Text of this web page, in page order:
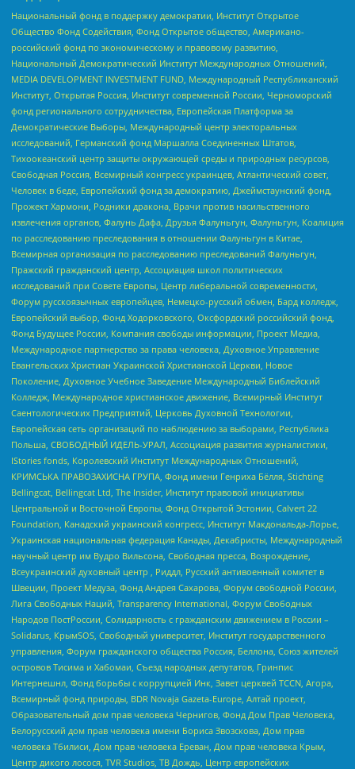
Национальный фонд в поддержку демократии, Институт Открытое
Общество Фонд Содействия, Фонд Открытое общество, Американо-
российский фонд по экономическому и правовому развитию,
Национальный Демократический Институт Международных Отношений,
MEDIA DEVELOPMENT INVESTMENT FUND, Международный Республиканский
Институт, Открытая Россия, Институт современной России, Черноморский
фонд регионального сотрудничества, Европейская Платформа за
Демократические Выборы, Международный центр электоральных
исследований, Германский фонд Маршалла Соединенных Штатов,
Тихоокеанский центр защиты окружающей среды и природных ресурсов,
Свободная Россия, Всемирный конгресс украинцев, Атлантический совет,
Человек в беде, Европейский фонд за демократию, Джеймстаунский фонд,
Прожект Хармони, Родники дракона, Врачи против насильственного
извлечения органов, Фалунь Дафа, Друзья Фалуньгун, Фалуньгун, Коалиция
по расследованию преследования в отношении Фалуньгун в Китае,
Всемирная организация по расследованию преследований Фалуньгун,
Пражский гражданский центр, Ассоциация школ политических
исследований при Совете Европы, Центр либеральной современности,
Форум русскоязычных европейцев, Немецко-русский обмен, Бард колледж,
Европейский выбор, Фонд Ходорковского, Оксфордский российский фонд,
Фонд Будущее России, Компания свободы информации, Проект Медиа,
Международное партнерство за права человека, Духовное Управление
Евангельских Христиан Украинской Христианской Церкви, Новое
Поколение, Духовное Учебное Заведение Международный Библейский
Колледж, Международное христианское движение, Всемирный Институт
Саентологических Предприятий, Церковь Духовной Технологии,
Европейская сеть организаций по наблюдению за выборами, Республика
Польша, СВОБОДНЫЙ ИДЕЛЬ-УРАЛ, Ассоциация развития журналистики,
IStories fonds, Королевский Институт Международных Отношений,
КРИМСЬКА ПРАВОЗАХИСНА ГРУПА, Фонд имени Генриха Бёлля, Stichting
Bellingcat, Bellingcat Ltd, The Insider, Институт правовой инициативы
Центральной и Восточной Европы, Фонд Открытой Эстонии, Calvert 22
Foundation, Канадский украинский конгресс, Институт Макдональда-Лорье,
Украинская национальная федерация Канады, Декабристы, Международный
научный центр им Вудро Вильсона, Свободная пресса, Возрождение,
Всеукраинский духовный центр , Риддл, Русский антивоенный комитет в
Швеции, Проект Медуза, Фонд Андрея Сахарова, Форум свободной России,
Лига Свободных Наций, Transparеncy International, Форум Свободных
Народов ПостРоссии, Солидарность с гражданским движением в России –
Solidarus, КрымSOS, Свободный университет, Институт государственного
управления, Форум гражданского общества Россия, Беллона, Союз жителей
островов Тисима и Хабомаи, Съезд народных депутатов, Гринпис
Интернешнл, Фонд борьбы с коррупцией Инк, Завет церквей TCCN, Агора,
Всемирный фонд природы, BDR Novaja Gazeta-Europe, Алтай проект,
Образовательный дом прав человека Чернигов, Фонд Дом Прав Человека,
Белорусский дом прав человека имени Бориса Звозскова, Дом прав
человека Тбилиси, Дом прав человека Ереван, Дом прав человека Крым,
Центр дикого лосося, TVR Studios, ТВ Дождь, Центр европейских